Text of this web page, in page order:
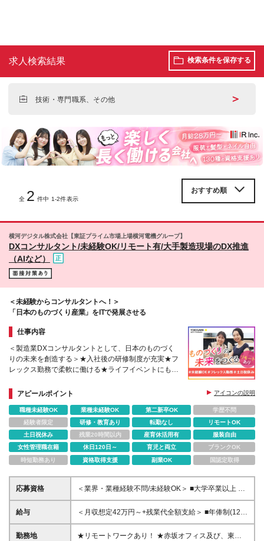
求人検索結果 検索条件を保存する
技術・専門職系、その他 ＞
全 2 件中 1-2件表示
横河デジタル株式会社【東証プライム市場上場横河電機グループ】
DXコンサルタント/未経験OK/リモート有/大手製造現場のDX推進
（AIなど）
＜未経験からコンサルタントへ！＞
「日本のものづくり産業」をITで発展させる
仕事内容
＜製造業DXコンサルタントとして、日本のものづく
りの未来を創造する＞★入社後の研修制度が充実★フ
レックス勤務で柔軟に働ける★ライフイベントにも対
アピールポイント
アイコンの説明
職種未経験OK 業種未経験OK 第二新卒OK
学歴不問
経験者限定
研修・教育あり 転勤なし
リモートOK
土日祝休み
残業20時間以内 産育休活用有
服装自由
女性管理職在籍
休日120日～ 育児と両立
ブランクOK
時短勤務あり
資格取得支援 副業OK 国認定取得
応募資格
＜業界・業種経験不問/未経験OK＞ ■大学卒業以上 ＜
求める人物像＞ □主体的に行動できる方 □新しいこと
にチャレンジする意欲がある方 □製造業の発展に貢献
質的な課題解決に取り組める方
給与
＜月収想定42万円～+残業代全額支給＞ ■年俸制(12分
割)： 504万円～900万円 ※経験・スキルを考慮し決定
します ※残業代は別途支給します ※試用期間6カ月あ
勤務地
★リモートワークあり！ ★赤坂オフィス及び、東京